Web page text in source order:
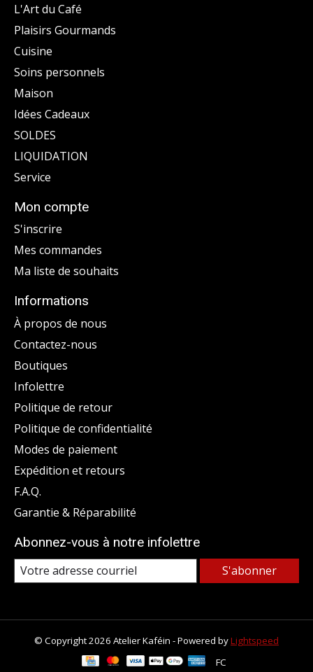
L'Art du Café
Plaisirs Gourmands
Cuisine
Soins personnels
Maison
Idées Cadeaux
SOLDES
LIQUIDATION
Service
Mon compte
S'inscrire
Mes commandes
Ma liste de souhaits
Informations
À propos de nous
Contactez-nous
Boutiques
Infolettre
Politique de retour
Politique de confidentialité
Modes de paiement
Expédition et retours
F.A.Q.
Garantie & Réparabilité
Abonnez-vous à notre infolettre
S'abonner
© Copyright 2026 Atelier Kaféin - Powered byLightspeed
FC